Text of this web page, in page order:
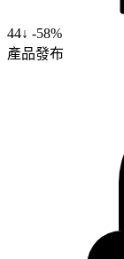
44↓ -58%
產品發布